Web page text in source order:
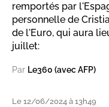
remportés par
personnelle de
de l'Euro, qui aura
juillet:
Par Le360 (avec AFP)
Le 12/06/2024 à 13h49